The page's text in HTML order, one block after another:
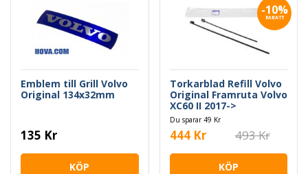
Emblem till Grill Volvo
Original 134x32mm
135 Kr
KÖP
-10%
RABATT
Torkarblad Refill Volvo
Original Framruta Volvo
XC60 II 2017->
Du sparar 49 Kr
444 Kr 493 Kr
KÖP